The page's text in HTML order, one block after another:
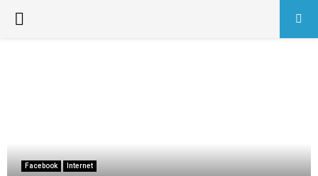
PRIMARY
Facebook Internet